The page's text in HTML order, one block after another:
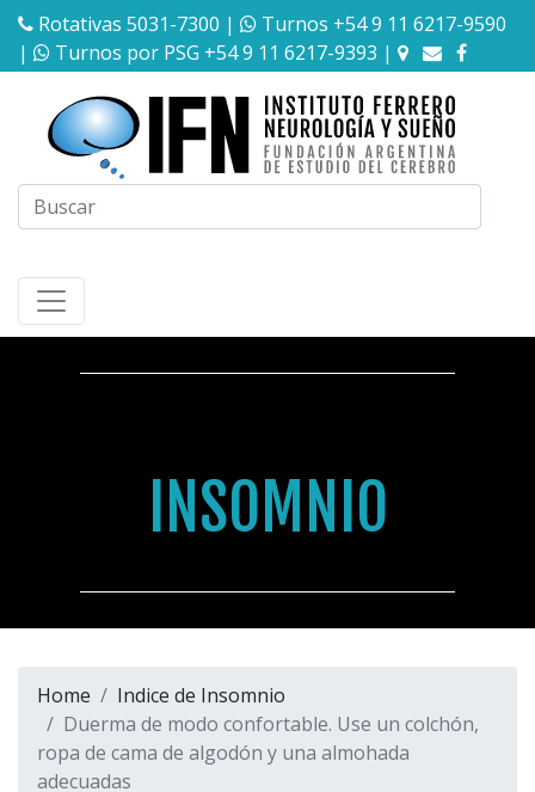
Rotativas 5031-7300 |
Turnos +54 9 11 6217-9590
|
Turnos por PSG +54 9 11 6217-9393 |
INSOMNIO
Home
Indice de Insomnio
Duerma de modo confortable. Use un colchón,
ropa de cama de algodón y una almohada
adecuadas